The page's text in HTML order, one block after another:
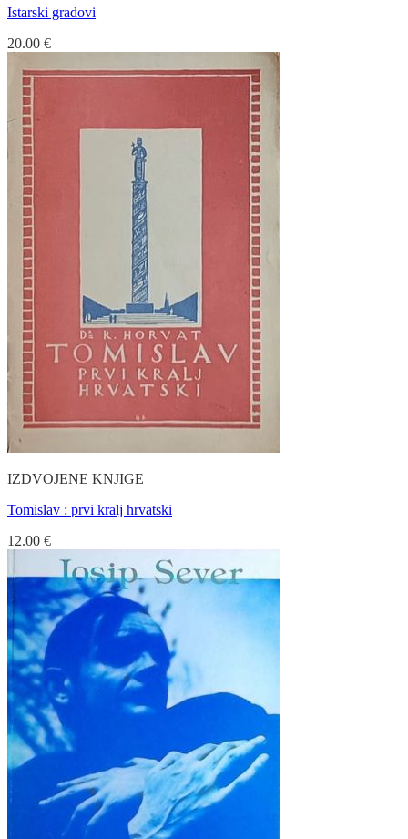
Istarski gradovi
20.00 €
IZDVOJENE KNJIGE
Tomislav : prvi kralj hrvatski
12.00 €